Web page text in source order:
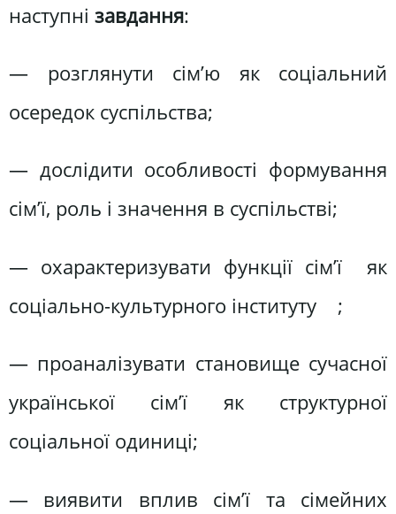
наступні завдання:
— розглянути сім’ю як соціальний
осередок суспільства;
— дослідити особливості формування
сім’ї, роль і значення в суспільстві;
— охарактеризувати функції сім’ї як
соціально-культурного інституту ;
— проаналізувати становище сучасної
української сім’ї як структурної
соціальної одиниці;
— виявити вплив сім’ї та сімейних